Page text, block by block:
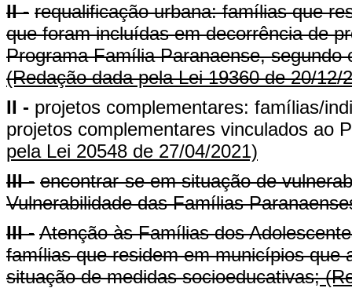
II - requalificação urbana: famílias que
que foram incluídas em decorrência de
Programa Família Paranaense,
(Redação dada pela Lei 19360 de 20/12/
II - projetos complementares: famílias/
projetos complementares vinculados ao
pela Lei 20548 de 27/04/2021)
III - encontrar-se em situação de
Vulnerabilidade das Famílias
III - Atenção às Famílias dos
famílias que residem em municípios que
situação de medidas socioeducativas;